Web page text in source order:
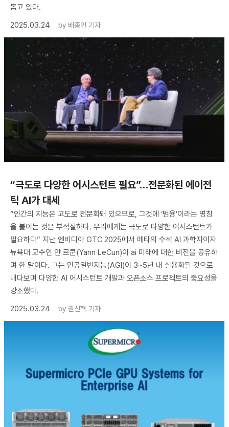
돕고 있다.
2025.03.24
by 배종인 기자
“극도로 다양한 어시스턴트 필요”…전문화된 에이전
틱 AI가 대세
“인간의 지능은 고도로 전문화돼 있으므로, 그것에 ‘범용’이라는 명칭
을 붙이는 것은 부적절하다. 우리에게는 극도로 다양한 어시스턴트가
필요하다” 지난 엔비디아 GTC 2025에서 메타의 수석 AI 과학자이자
뉴욕대 교수인 얀 르쿤(Yann LeCun)이 ai 미래에 대한 비전을 공유하
며 한 말이다. 그는 인공일반지능(AGI)이 3~5년 내 실용화될 것으로
내다보며 다양한 AI 어시스턴트 개발과 오픈소스 프로젝트의 중요성을
강조했다.
2025.03.24
by 권신혁 기자